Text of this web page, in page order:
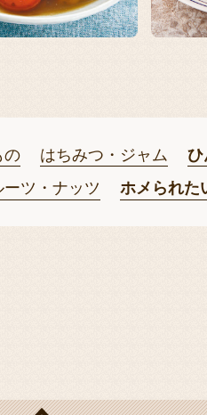
の はちみつ・ジャム ひ
ーツ・ナッツ ホメられた